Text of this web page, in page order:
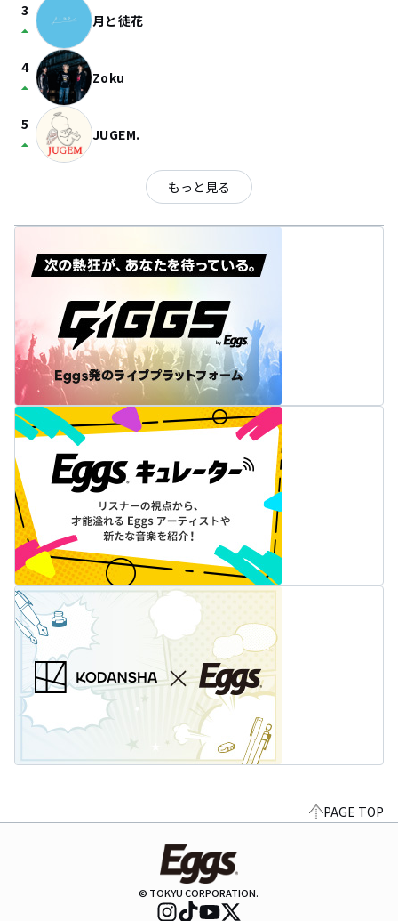
3
arrow_drop_up 月と徒花
4
arrow_drop_up Zoku
5
arrow_drop_up JUGEM.
もっと見る
PAGE TOP
© TOKYU CORPORATION.